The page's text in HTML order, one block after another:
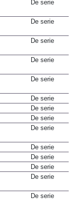
De serie
De serie
De serie
De serie
De serie
De serie
De serie
De serie
De serie
De serie
De serie
De serie
De serie
De serie